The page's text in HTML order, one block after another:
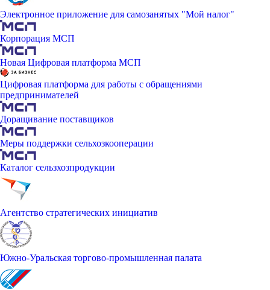
Электронное приложение для самозанятых "Мой налог"
Корпорация МСП
Новая Цифровая платформа МСП
Цифровая платформа для работы с обращениями
предпринимателей
Доращивание поставщиков
Меры поддержки сельхозкооперации
Каталог сельзхозпродукции
Агентство стратегических инициатив
Южно-Уральская торгово-промышленная палата